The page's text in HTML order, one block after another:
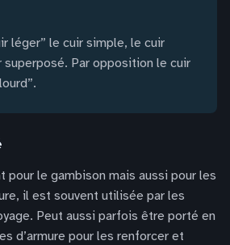
léger” le cuir simple, le cuir
Par opposition le cuir
pour le gambison mais aussi pour les
il est souvent utilisée par les
Peut aussi parfois être porté en
d’armure pour les renforcer et